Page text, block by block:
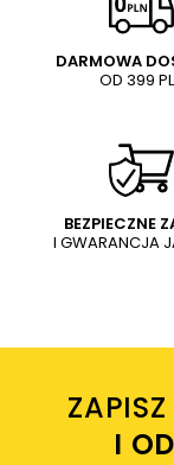
Treść twojej
Dodaj
Twoje imię
Twój email
DARMOWA
OD 399
BEZPIECZNE
I GWARANCJA
I